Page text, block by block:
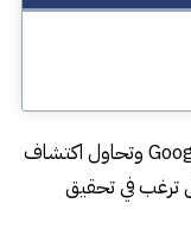
هل أنت مستخدم جديد لبرنامج إعلانات Google وتحاول اكتشاف
ترغب في تحقيق